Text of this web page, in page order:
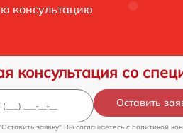
консультацию
консультация со
Оставить
заявку" Вы соглашаетесь c политикой